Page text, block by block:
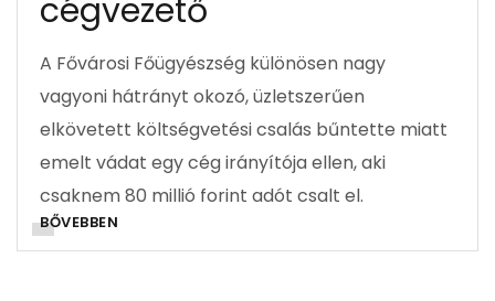
cégvezető
A Fővárosi Főügyészség különösen nagy
vagyoni hátrányt okozó, üzletszerűen
elkövetett költségvetési csalás bűntette miatt
emelt vádat egy cég irányítója ellen, aki
csaknem 80 millió forint adót csalt el.
BŐVEBBEN